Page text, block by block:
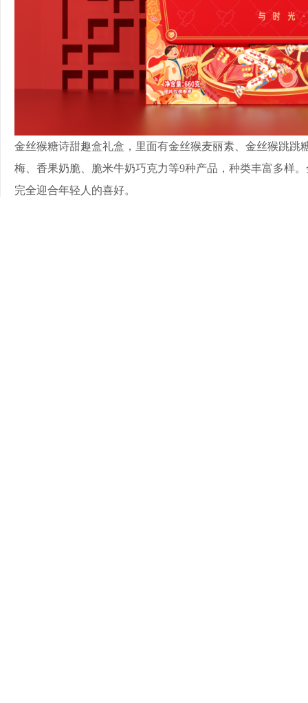
金丝猴糖诗甜趣盒礼盒，里面有金丝猴麦丽素、金丝猴跳
梅、香果奶脆、脆米牛奶巧克力等9种产品，种类丰富多样
完全迎合年轻人的喜好。